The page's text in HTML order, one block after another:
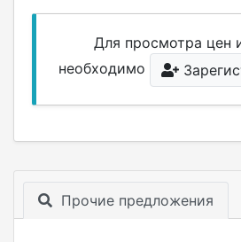
Для просмотра цен
необходимо
Прочие предложения